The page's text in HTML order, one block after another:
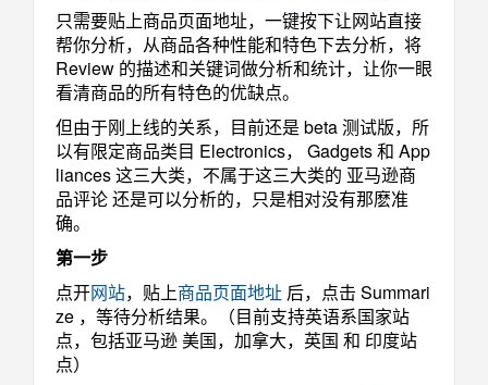
只需要贴上商品页面地址，一键按下让网站直接
帮你分析，从商品各种性能和特色下去分析，将
Review 的描述和关键词做分析和统计，让你一眼
看清商品的所有特色的优缺点。
但由于刚上线的关系，目前还是 beta 测试版，所
以有限定商品类目 Electronics， Gadgets 和 App
liances 这三大类，不属于这三大类的 亚马逊商
品评论 还是可以分析的，只是相对没有那麽准
确。
第一步
点开网站，贴上商品页面地址 后，点击 Summari
ze ，等待分析结果。（目前支持英语系国家站
点，包括亚马逊 美国，加拿大，英国 和 印度站
点）